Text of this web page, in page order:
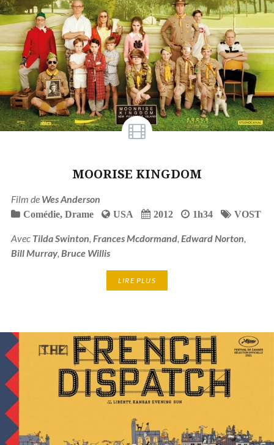
MOORISE KINGDOM
Film de Wes Anderson
Comédie, Drame USA 2012 1h34 VOST
Avec Tilda Swinton, Frances Mcdormand, Edward Norton,
Bill Murray, Bruce Willis
LIRE PLUS